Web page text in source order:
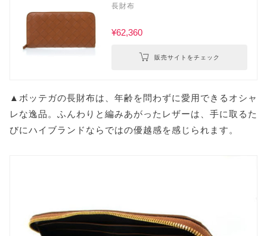
長財布
¥62,360
販売サイトをチェック
▲ボッテガの長財布は、年齢を問わずに愛用できるオシャ
レな逸品。ふんわりと編みあがったレザーは、手に取るた
びにハイブランドならではの優越感を感じられます。